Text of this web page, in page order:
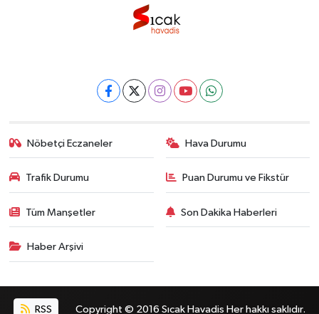
Nöbetçi Eczaneler Hava Durumu
Trafik Durumu Puan Durumu ve Fikstür
Tüm Manşetler Son Dakika Haberleri
Haber Arşivi
RSS Copyright © 2016 Sıcak Havadis Her hakkı saklıdır.